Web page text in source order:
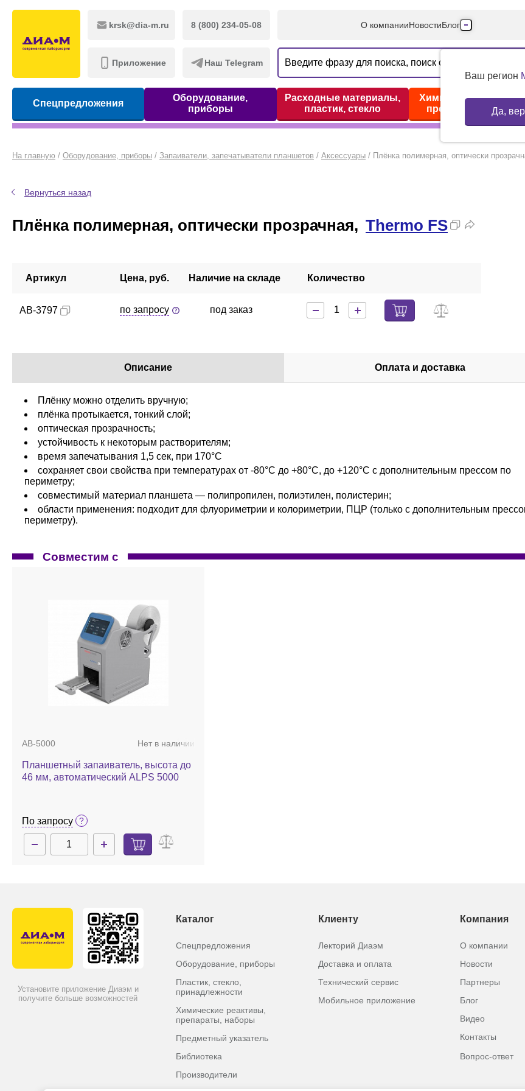
krsk@dia-m.ru 8 (800) 234-05-08
Приложение Наш Telegram
О компанииНовостиБлог
Партнеры
Контакты
Ваш регион
Да,
Спецпредложения
Оборудование,
приборы
Расходные материалы,
пластик, стекло
Химические
препараты, наборы
На главную / Оборудование, приборы / Запаиватели, запечатыватели планшетов / Аксессуары / Плёнка полимерная, оптически
Вернуться назад
Плёнка полимерная, оптически прозрачная, Thermo FS
Артикул Цена, руб. Наличие на складе Количество
AB-3797 по запросу под заказ
Описание Оплата и доставка
Плёнку можно отделить вручную;
плёнка протыкается, тонкий слой;
оптическая прозрачность;
устойчивость к некоторым растворителям;
время запечатывания 1,5 сек, при 170°C
сохраняет свои свойства при температурах от -80°C до +80°C, до +120°C с дополнительным прессом по
периметру;
совместимый материал планшета — полипропилен, полиэтилен, полистерин;
области применения: подходит для флуориметрии и колориметрии, ПЦР (только с дополнительным
периметру).
Совместим с
AB-5000 Нет в наличии
Планшетный запаиватель, высота до
46 мм, автоматический ALPS 5000
По запросу
Установите приложение Диаэм и
получите больше возможностей
Каталог
Спецпредложения
Оборудование, приборы
Пластик, стекло,
принадлежности
Химические реактивы,
препараты, наборы
Предметный указатель
Библиотека
Производители
Клиенту
Лекторий Диаэм
Доставка и оплата
Технический сервис
Мобильное приложение
Компания
О компании
Новости
Партнеры
Блог
Видео
Контакты
Вопрос-ответ